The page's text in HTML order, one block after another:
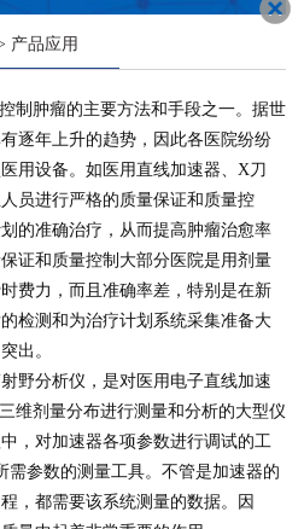
产品应用
肿瘤的主要方法和手段之一。据世
逐年上升的趋势，因此各医院纷纷
用设备。如医用直线加速器、X刀
员进行严格的质量保证和质量控
的准确治疗，从而提高肿瘤治愈率
证和质量控制大部分医院是用剂量
费力，而且准确率差，特别是在新
检测和为治疗计划系统采集准备大
出。
野分析仪，是对医用电子直线加速
维剂量分布进行测量和分析的大型仪
，对加速器各项参数进行调试的工
需参数的测量工具。不管是加速器的
，都需要该系统测量的数据。因